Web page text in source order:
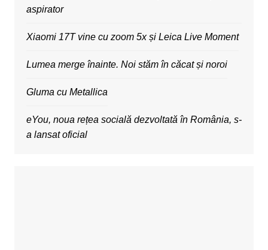
aspirator
Xiaomi 17T vine cu zoom 5x și Leica Live Moment
Lumea merge înainte. Noi stăm în căcat și noroi
Gluma cu Metallica
eYou, noua rețea socială dezvoltată în România, s-
a lansat oficial